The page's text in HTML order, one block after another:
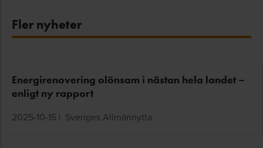
Fler nyheter
Energirenovering olönsam i nästan hela landet –
enligt ny rapport
2025-10-15 | Sveriges Allmännytta